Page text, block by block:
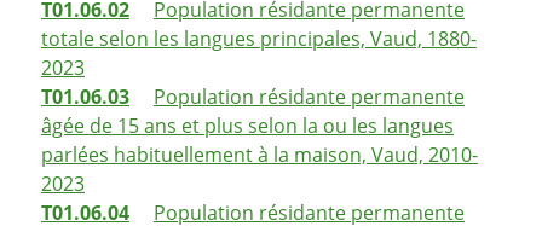
T01.06.02
Population résidante permanente
totale selon les langues principales, Vaud, 1880-
2023
T01.06.03
Population résidante permanente
âgée de 15 ans et plus selon la ou les langues
parlées habituellement à la maison, Vaud, 2010-
2023
T01.06.04
Population résidante permanente